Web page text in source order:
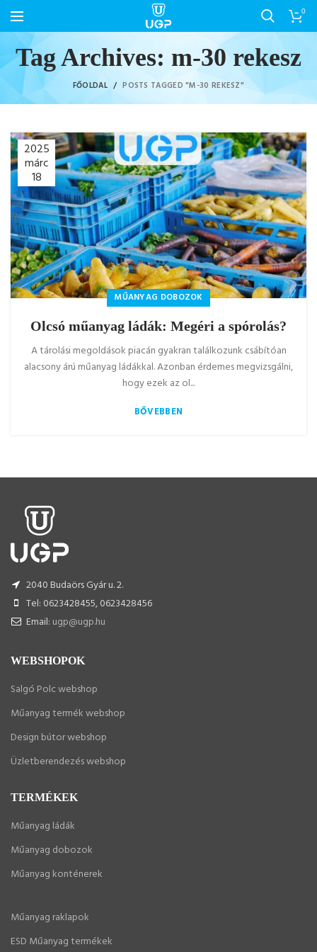
0
Tag Archives: m-30 rekesz
FŐOLDAL POSTS TAGGED "M-30 REKESZ"
2025
márc
18
MŰANYAG DOBOZOK
Olcsó műanyag ládák: Megéri a spórolás?
A tárolási megoldások piacán gyakran találkozunk csábítóan
alacsony árú műanyag ládákkal. Azonban érdemes megvizsgálni,
hogy ezek az ol...
BŐVEBBEN
2040 Budaörs Gyár u. 2.
Tel: 0623428455, 0623428456
Email: ugp@ugp.hu
WEBSHOPOK
Salgó Polc webshop
Műanyag termék webshop
Design bútor webshop
Üzletberendezés webshop
TERMÉKEK
Műanyag ládák
Műanyag dobozok
Műanyag konténerek
Műanyag raklapok
ESD Műanyag termékek